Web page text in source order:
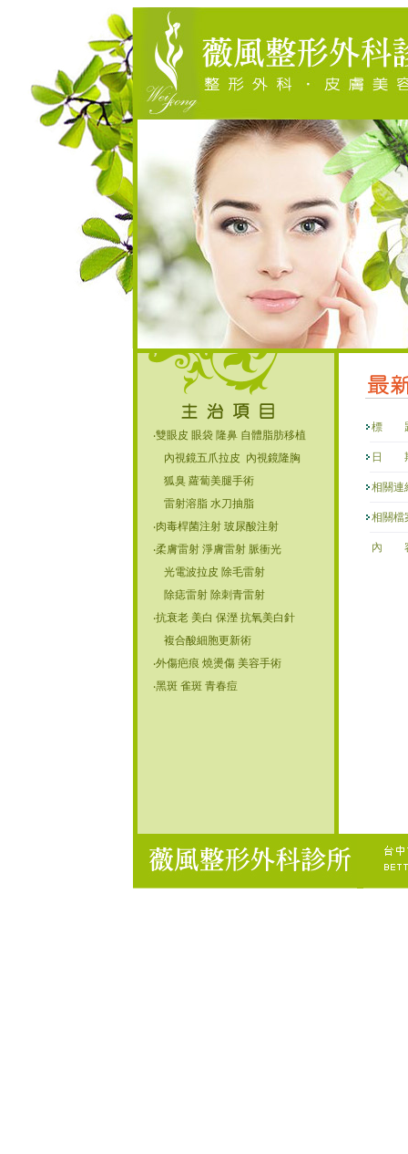
‧雙眼皮 眼袋 隆鼻 自體脂肪移植
內視鏡五爪拉皮 內視鏡隆胸
狐臭 蘿蔔美腿手術
雷射溶脂 水刀抽脂
‧肉毒桿菌注射 玻尿酸注射
‧柔膚雷射 淨膚雷射 脈衝光
光電波拉皮 除毛雷射
除痣雷射 除刺青雷射
‧抗衰老 美白 保溼 抗氧美白針
複合酸細胞更新術
‧外傷疤痕 燒燙傷 美容手術
‧黑斑 雀斑 青春痘
標
日
相關連
相關檔
內